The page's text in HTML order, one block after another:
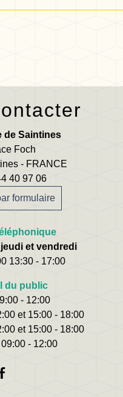
de Saintines
Foch
- FRANCE
40 97 06
formulaire
et vendredi
13:30 - 17:00
du public
- 12:00
et 15:00 - 18:00
et 15:00 - 18:00
09:00 - 12:00